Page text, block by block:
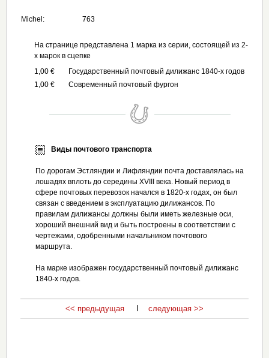
Michel: 763
На странице представлена 1 марка из серии, состоящей из 2-
х марок в сцепке
1,00 €
Государственный почтовый дилижанс 1840-х годов
1,00 €
Современный почтовый фургон
Виды почтового транспорта
По дорогам Эстляндии и Лифляндии почта доставлялась на
лошадях вплоть до середины XVIII века. Новый период в
сфере почтовых перевозок начался в 1820-х годах, он был
связан с введением в эксплуатацию дилижансов. По
правилам дилижансы должны были иметь железные оси,
хороший внешний вид и быть построены в соответствии с
чертежами, одобренными начальником почтового
маршрута.
На марке изображен государственный почтовый дилижанс
1840-х годов.
<< предыдущая следующая >>